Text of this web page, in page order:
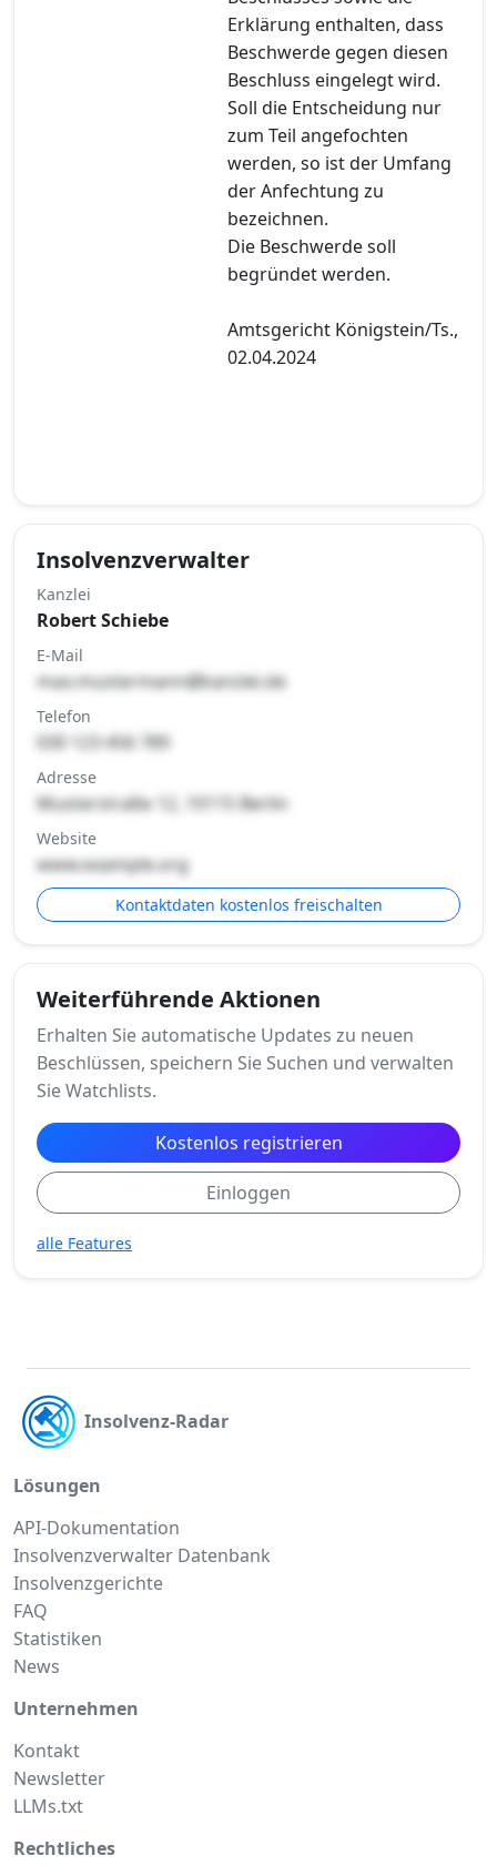
Erklärung enthalten, dass
Beschwerde gegen diesen
Beschluss eingelegt wird.
Soll die Entscheidung nur
zum Teil angefochten
werden, so ist der Umfang
der Anfechtung zu
bezeichnen.
Die Beschwerde soll
begründet werden.
Amtsgericht Königstein/Ts.,
02.04.2024
Insolvenzverwalter
Kanzlei
Robert Schiebe
E-Mail
max.mustermann@kanzlei.de
Telefon
030 123 456 789
Adresse
Musterstraße 12, 10115 Berlin
Website
www.example.org
Kontaktdaten kostenlos freischalten
Weiterführende Aktionen
Erhalten Sie automatische Updates zu neuen
Beschlüssen, speichern Sie Suchen und verwalten
Sie Watchlists.
Kostenlos registrieren
Einloggen
alle Features
Insolvenz-Radar
Lösungen
API-Dokumentation
Insolvenzverwalter Datenbank
Insolvenzgerichte
FAQ
Statistiken
News
Unternehmen
Kontakt
Newsletter
LLMs.txt
Rechtliches